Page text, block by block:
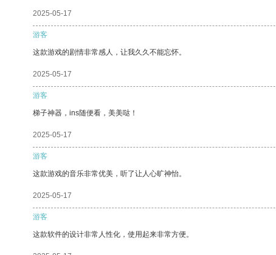
2025-05-17
游客
这款游戏的剧情非常感人，让我久久不能忘怀。
2025-05-17
游客
梯子神器，ins随便看，美美哒！
2025-05-17
游客
这款游戏的音乐非常优美，听了让人心旷神怡。
2025-05-17
游客
这款软件的设计非常人性化，使用起来非常方便。